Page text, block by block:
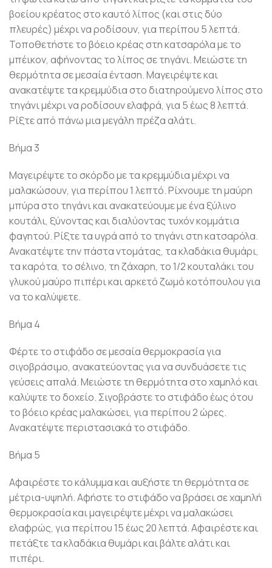
βοείου κρέατος στο καυτό λίπος (και στις δύο
πλευρές) μέχρι να ροδίσουν, για περίπου 5 λεπτά.
Τοποθετήστε το βόειο κρέας στη κατσαρόλα με το
μπέικον, αφήνοντας το λίπος σε τηγάνι. Μειώστε τη
θερμότητα σε μεσαία ένταση. Μαγειρέψτε και
ανακατέψτε τα κρεμμύδια στο διατηρούμενο λίπος στο
τηγάνι μέχρι να ροδίσουν ελαφρά, για 5 έως 8 λεπτά.
Ρίξτε από πάνω μια μεγάλη πρέζα αλάτι.
Βήμα 3
Μαγειρέψτε το σκόρδο με τα κρεμμύδια μέχρι να
μαλακώσουν, για περίπου 1 λεπτό. Ρίχνουμε τη μαύρη
μπύρα στο τηγάνι και ανακατεύουμε με ένα ξύλινο
κουτάλι, ξύνοντας και διαλύοντας τυχόν κομμάτια
φαγητού. Ρίξτε τα υγρά από το τηγάνι στη κατσαρόλα.
Ανακατέψτε την πάστα ντομάτας, τα κλαδάκια θυμάρι,
τα καρότα, το σέλινο, τη ζάχαρη, το 1/2 κουταλάκι του
γλυκού μαύρο πιπέρι και αρκετό ζωμό κοτόπουλου για
να το καλύψετε.
Βήμα 4
Φέρτε το στιφάδο σε μεσαία θερμοκρασία για
σιγοβράσιμο, ανακατεύοντας για να συνδυάσετε τις
γεύσεις απαλά. Μειώστε τη θερμότητα στο χαμηλό και
καλύψτε το δοχείο. Σιγοβράστε το στιφάδο έως ότου
το βόειο κρέας μαλακώσει, για περίπου 2 ώρες.
Ανακατέψτε περιστασιακά το στιφάδο.
Βήμα 5
Αφαιρέστε το κάλυμμα και αυξήστε τη θερμότητα σε
μέτρια-υψηλή. Αφήστε το στιφάδο να βράσει σε χαμηλή
θερμοκρασία και μαγειρέψτε μέχρι να μαλακώσει
ελαφρώς, για περίπου 15 έως 20 λεπτά. Αφαιρέστε και
πετάξτε τα κλαδάκια θυμάρι και βάλτε αλάτι και
πιπέρι.